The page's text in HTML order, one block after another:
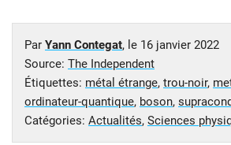
Par Yann Contegat, le 16 janvier 2022
Source: The Independent
Étiquettes: métal étrange, trou-noir,
ordinateur-quantique, boson,
Catégories: Actualités, Sciences